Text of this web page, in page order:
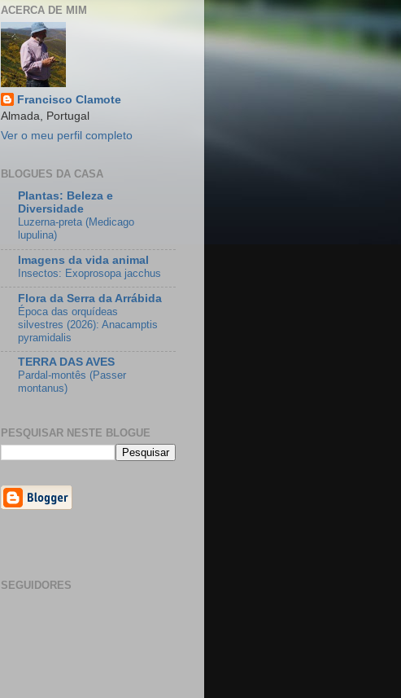
ACERCA DE MIM
Francisco Clamote
Almada, Portugal
Ver o meu perfil completo
BLOGUES DA CASA
Plantas: Beleza e
Diversidade
Luzerna-preta (Medicago
lupulina)
Imagens da vida animal
Insectos: Exoprosopa jacchus
Flora da Serra da Arrábida
Época das orquídeas
silvestres (2026): Anacamptis
pyramidalis
TERRA DAS AVES
Pardal-montês (Passer
montanus)
PESQUISAR NESTE BLOGUE
SEGUIDORES